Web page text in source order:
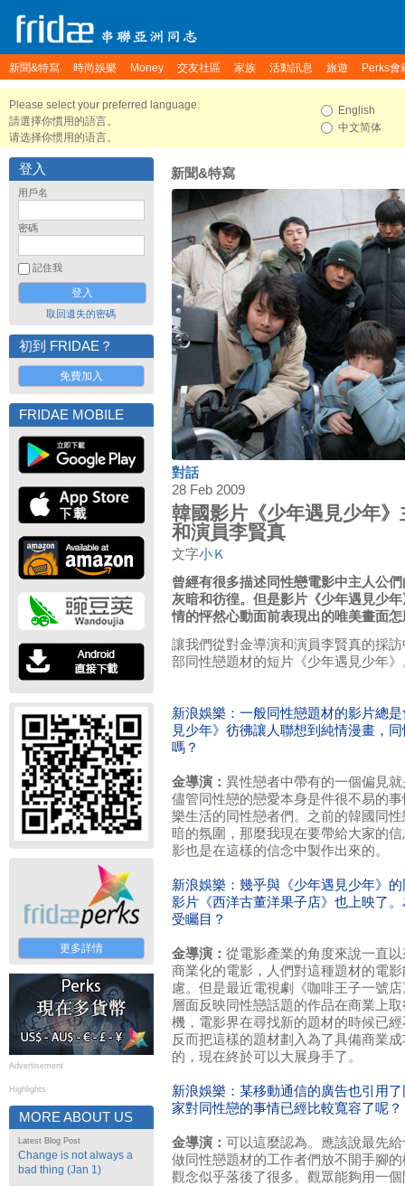
新聞&特寫 時尚娛樂 Money 交友社區 家族 活動訊息 旅遊 Perks會
Please select your preferred language.
請選擇你慣用的語言。
请选择你惯用的语言。
English
中文简体
登入
用戶名
密碼
記住我
取回遺失的密碼
初到 FRIDAE？
免費加入
FRIDAE MOBILE
更多詳情
Advertisement
Highlights
MORE ABOUT US
Latest Blog Post
Change is not always a
bad thing (Jan 1)
新聞&特寫
對話
28 Feb 2009
韓國影片《少年遇見少年
和演員李賢真
文字小Ｋ
曾經有很多描述同性戀電影中主人公
灰暗和彷徨。但是影片《少年遇見少
情的怦然心動面前表現出的唯美畫面
讓我們從對金導演和演員李賢真的採
部同性戀題材的短片《少年遇見少年》
新浪娛樂：一般同性戀題材的影片總
見少年》彷彿讓人聯想到純情漫畫，
嗎？
金導演： 異性戀者中帶有的一個偏見
儘管同性戀的戀愛本身是件很不易的
樂生活的同性戀者們。之前的韓國同
暗的氛圍，那麼我現在要帶給大家的
影也是在這樣的信念中製作出來的。
新浪娛樂：幾乎與《少年遇見少年》
影片《西洋古董洋果子店》也上映了
受矚目？
金導演： 從電影產業的角度來說一直
商業化的電影，人們對這種題材的電
慮。但是最近電視劇《咖啡王子一號
層面反映同性戀話題的作品在商業上
機，電影界在尋找新的題材的時候已
反而把這樣的題材劃入為了具備商業
的，現在終於可以大展身手了。
新浪娛樂：某移動通信的廣告也引用
家對同性戀的事情已經比較寬容了呢？
金導演： 可以這麼認為。應該說最先
做同性戀題材的工作者們放不開手腳
觀念似乎落後了很多。觀眾能夠用一